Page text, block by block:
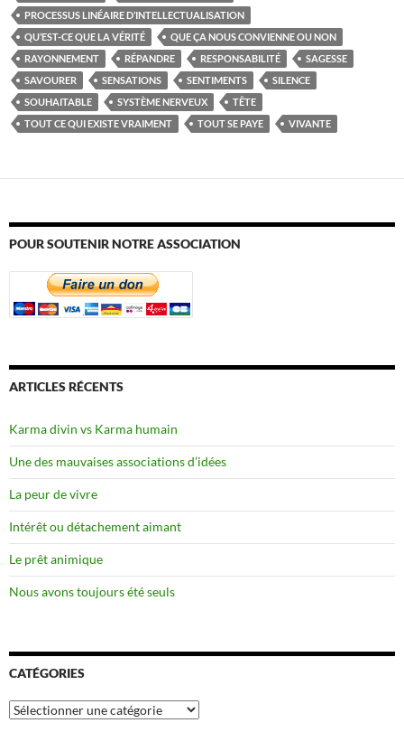
PROCESSUS LINÉAIRE D’INTELLECTUALISATION
QU’EST-CE QUE LA VÉRITÉ
QUE ÇA NOUS CONVIENNE OU NON
RAYONNEMENT
RÉPANDRE RESPONSABILITÉ
SAGESSE
SAVOURER
SENSATIONS SENTIMENTS
SILENCE
SOUHAITABLE
SYSTÈME NERVEUX
TÊTE
TOUT CE QUI EXISTE VRAIMENT
TOUT SE PAYE VIVANTE
POUR SOUTENIR NOTRE ASSOCIATION
ARTICLES RÉCENTS
Karma divin vs Karma humain
Une des mauvaises associations d’idées
La peur de vivre
Intérêt ou détachement aimant
Le prêt animique
Nous avons toujours été seuls
CATÉGORIES
Catégories